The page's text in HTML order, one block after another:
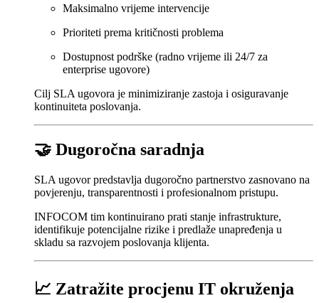
Maksimalno vrijeme intervencije
Prioriteti prema kritičnosti problema
Dostupnost podrške (radno vrijeme ili 24/7 za
enterprise ugovore)
Cilj SLA ugovora je minimiziranje zastoja i osiguravanje
kontinuiteta poslovanja.
🤝 Dugoročna saradnja
SLA ugovor predstavlja dugoročno partnerstvo zasnovano na
povjerenju, transparentnosti i profesionalnom pristupu.
INFOCOM tim kontinuirano prati stanje infrastrukture,
identifikuje potencijalne rizike i predlaže unapređenja u
skladu sa razvojem poslovanja klijenta.
📈 Zatražite procjenu IT okruženja